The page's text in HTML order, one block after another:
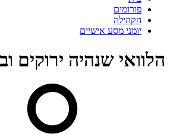
פורומים
הקהילה
יומני מסע אישיים
הלוואי שנהיה ירוקים